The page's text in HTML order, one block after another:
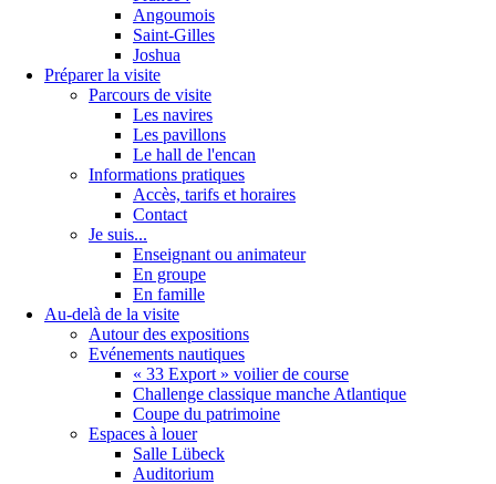
Angoumois
Saint-Gilles
Joshua
Préparer la visite
Parcours de visite
Les navires
Les pavillons
Le hall de l'encan
Informations pratiques
Accès, tarifs et horaires
Contact
Je suis...
Enseignant ou animateur
En groupe
En famille
Au-delà de la visite
Autour des expositions
Evénements nautiques
« 33 Export » voilier de course
Challenge classique manche Atlantique
Coupe du patrimoine
Espaces à louer
Salle Lübeck
Auditorium